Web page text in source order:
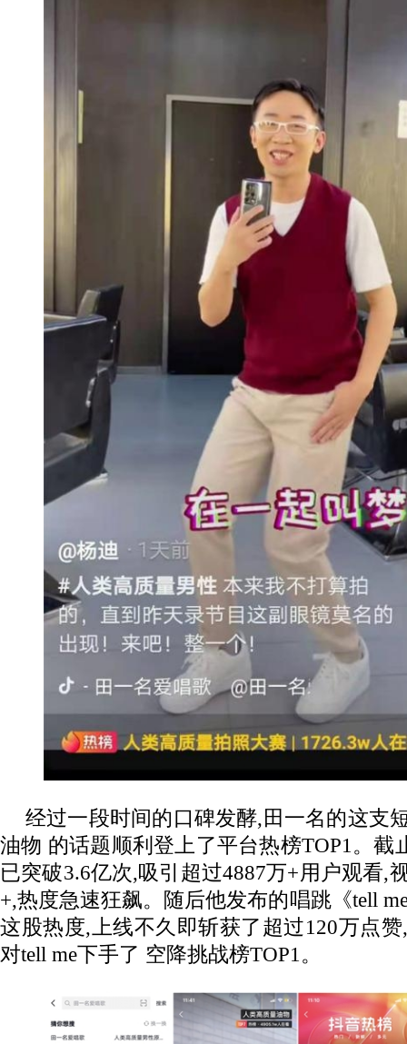
经过一段时间的口碑发酵,田一名的这支
油物 的话题顺利登上了平台热榜TOP1。截
已突破3.6亿次,吸引超过4887万+用户观看,
+,热度急速狂飙。随后他发布的唱跳《tell
这股热度,上线不久即斩获了超过120万点
对tell me下手了 空降挑战榜TOP1。